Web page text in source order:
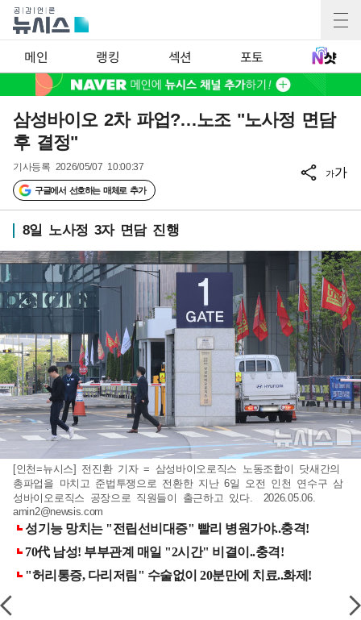
메인 랭킹 섹션 포토
삼성바이오 2차 파업?…노조 "노사정 면담
후 결정"
기사등록 2026/05/07 10:00:37
구글에서 선호하는 매체로 추가
가가
8일 노사정 3자 면담 진행
[인천=뉴시스] 전진환 기자 = 삼성바이오로직스 노동조합이 닷새간의
총파업을 마치고 준법투쟁으로 전환한 지난 6일 오전 인천 연수구 삼
성바이오로직스 공장으로 직원들이 출근하고 있다. 2026.05.06.
amin2@newsis.com